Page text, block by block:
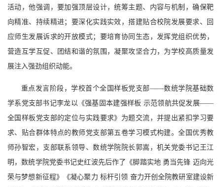
活动，他强调，要加强顶层设计，统筹主题、内容与机制，确保靶
向精准、持续精进；要深化实践实效，搭建贴合校院发展要求、回
应师生发展诉求的开放模式；要培育协同生态，发挥党组织优势，
营造互学互促、团结和谐的氛围，凝聚攻坚合力，为学校高质量发
展注入强劲组织动能。
重点发言阶段，学校首个全国样板党支部——数统学院基础数
学系党支部书记李龙以《强基固本建强样板 示范领航共促发展——
全国样板党支部的定位与实践要求》为题交流，并提出紧扣学习要
求、贴合群体特点的教师党支部第五卷学习模式构建。全国优秀教
师孙智宏，支部联系领导、数统学院院长郭嵩，机关党委书记王江
明，数统学院党委书记史红波先后作了《脚踏实地 勇当先锋 迈向光
荣与梦想新征程》《凝心聚力 标杆引领 奋力开创全院教研室建设新